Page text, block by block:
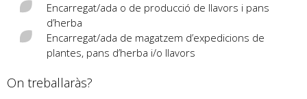
Encarregat/ada o de producció de llavors i pans
d’herba
Encarregat/ada de magatzem d’expedicions de
plantes, pans d’herba i/o llavors
On treballaràs?